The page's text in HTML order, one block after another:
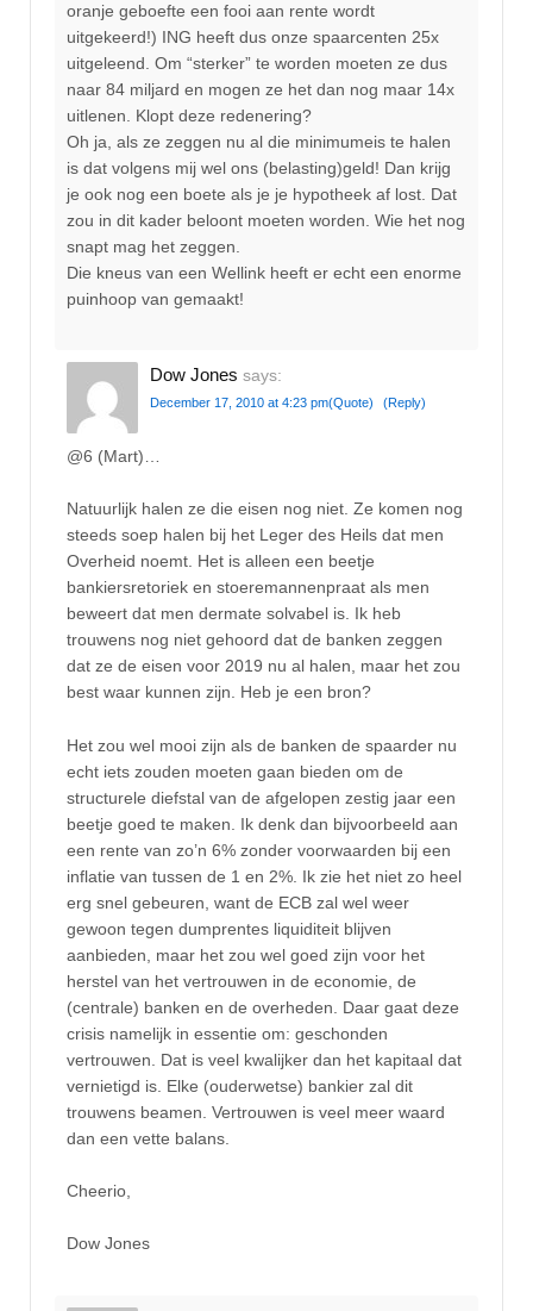
oranje geboefte een fooi aan rente wordt
uitgekeerd!) ING heeft dus onze spaarcenten 25x
uitgeleend. Om “sterker” te worden moeten ze dus
naar 84 miljard en mogen ze het dan nog maar 14x
uitlenen. Klopt deze redenering?
Oh ja, als ze zeggen nu al die minimumeis te halen
is dat volgens mij wel ons (belasting)geld! Dan krijg
je ook nog een boete als je je hypotheek af lost. Dat
zou in dit kader beloont moeten worden. Wie het nog
snapt mag het zeggen.
Die kneus van een Wellink heeft er echt een enorme
puinhoop van gemaakt!
Dow Jones says:
December 17, 2010 at 4:23 pm(Quote) (Reply)
@6 (Mart)…
Natuurlijk halen ze die eisen nog niet. Ze komen nog
steeds soep halen bij het Leger des Heils dat men
Overheid noemt. Het is alleen een beetje
bankiersretoriek en stoeremannenpraat als men
beweert dat men dermate solvabel is. Ik heb
trouwens nog niet gehoord dat de banken zeggen
dat ze de eisen voor 2019 nu al halen, maar het zou
best waar kunnen zijn. Heb je een bron?
Het zou wel mooi zijn als de banken de spaarder nu
echt iets zouden moeten gaan bieden om de
structurele diefstal van de afgelopen zestig jaar een
beetje goed te maken. Ik denk dan bijvoorbeeld aan
een rente van zo’n 6% zonder voorwaarden bij een
inflatie van tussen de 1 en 2%. Ik zie het niet zo heel
erg snel gebeuren, want de ECB zal wel weer
gewoon tegen dumprentes liquiditeit blijven
aanbieden, maar het zou wel goed zijn voor het
herstel van het vertrouwen in de economie, de
(centrale) banken en de overheden. Daar gaat deze
crisis namelijk in essentie om: geschonden
vertrouwen. Dat is veel kwalijker dan het kapitaal dat
vernietigd is. Elke (ouderwetse) bankier zal dit
trouwens beamen. Vertrouwen is veel meer waard
dan een vette balans.
Cheerio,
Dow Jones